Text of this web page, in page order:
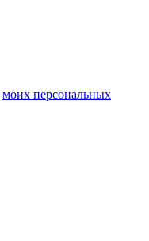
моих персональных